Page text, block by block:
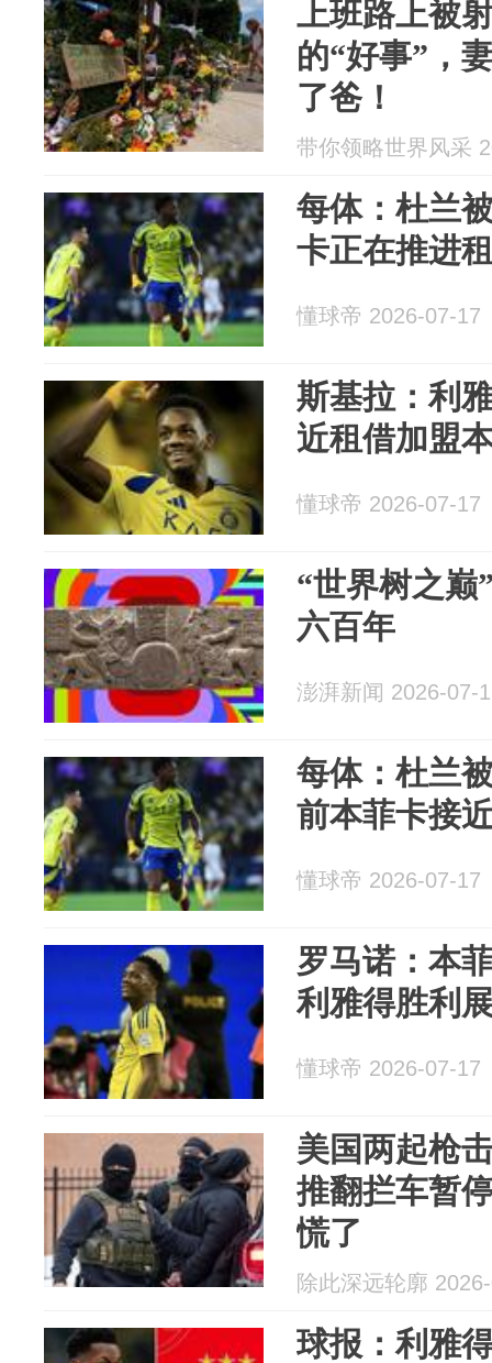
上班路上被
的“好事”，
了爸！
带你领略世界风采
每体：杜兰
卡正在推进
懂球帝 2026-07-17
斯基拉：利
近租借加盟
懂球帝 2026-07-17
“世界树之巅
六百年
澎湃新闻 2026-07-
每体：杜兰
前本菲卡接
懂球帝 2026-07-17
罗马诺：本
利雅得胜利
懂球帝 2026-07-17
美国两起枪
推翻拦车暂
慌了
除此深远轮廓
球报：利雅